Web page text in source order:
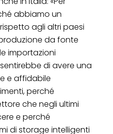
abbiamo un
agli altri paesi
da fonte
importazioni
di avere una
e affidabile
perché
che negli ultimi
e perché
di storage intelligenti